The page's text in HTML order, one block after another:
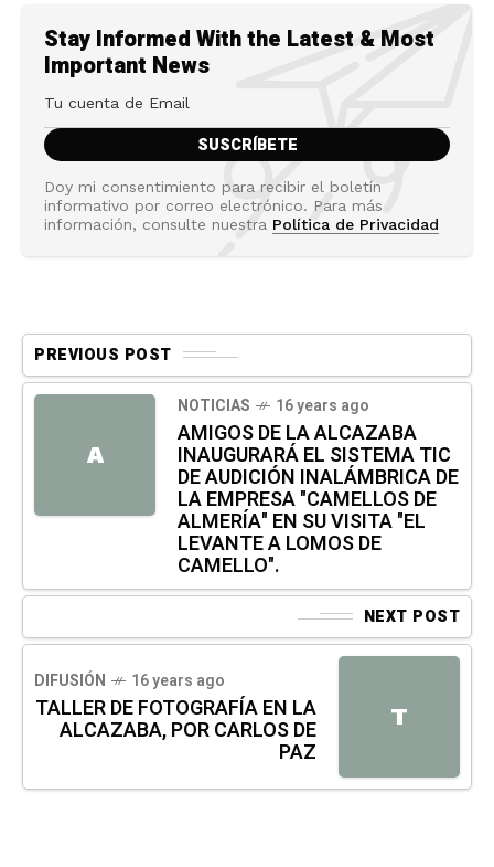
Stay Informed With the Latest & Most
Important News
Doy mi consentimiento para recibir el boletín
informativo por correo electrónico. Para más
información, consulte nuestra Política de Privacidad
PREVIOUS POST
A
NOTICIAS 16 years ago
AMIGOS DE LA ALCAZABA
INAUGURARÁ EL SISTEMA TIC
DE AUDICIÓN INALÁMBRICA DE
LA EMPRESA "CAMELLOS DE
ALMERÍA" EN SU VISITA "EL
LEVANTE A LOMOS DE
CAMELLO".
NEXT POST
T
DIFUSIÓN 16 years ago
TALLER DE FOTOGRAFÍA EN LA
ALCAZABA, POR CARLOS DE
PAZ